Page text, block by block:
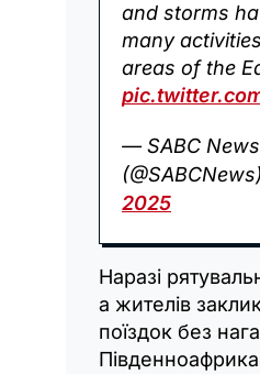
and storms
many
areas of the
— SABC News
(@SABCNews)
2025
Наразі
а жителів
поїздок без